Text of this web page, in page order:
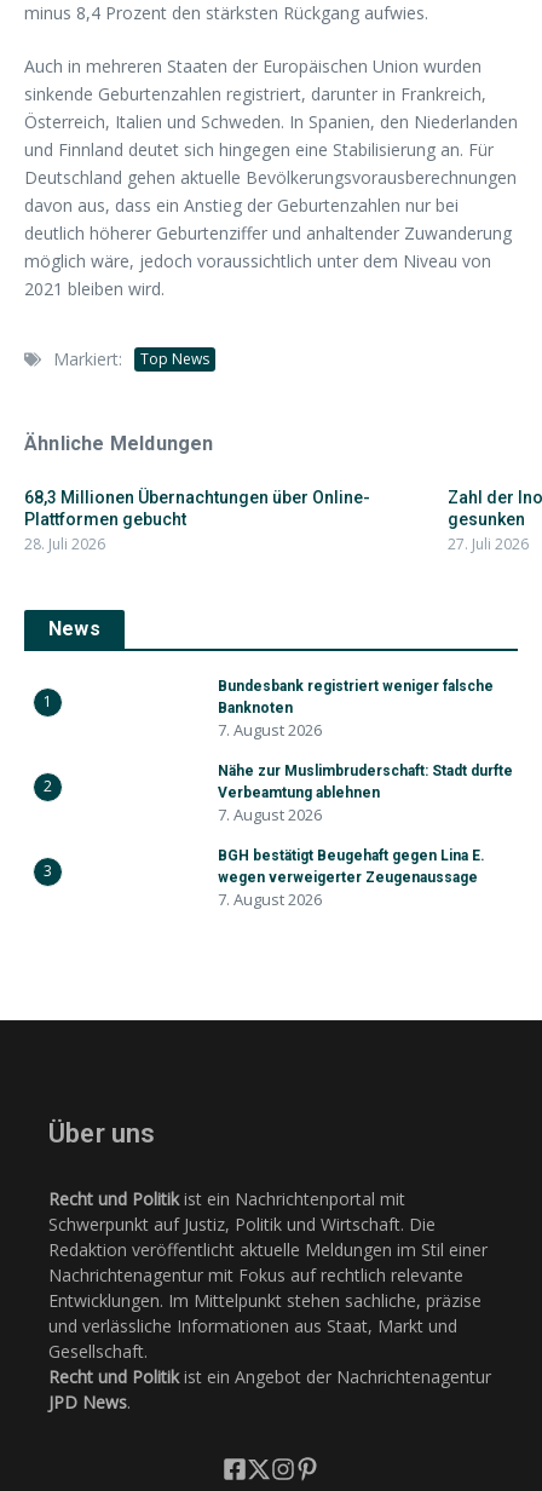
minus 8,4 Prozent den stärksten Rückgang aufwies.
Auch in mehreren Staaten der Europäischen Union wurden
sinkende Geburtenzahlen registriert, darunter in Frankreich,
Österreich, Italien und Schweden. In Spanien, den Niederlanden
und Finnland deutet sich hingegen eine Stabilisierung an. Für
Deutschland gehen aktuelle Bevölkerungsvorausberechnungen
davon aus, dass ein Anstieg der Geburtenzahlen nur bei
deutlich höherer Geburtenziffer und anhaltender Zuwanderung
möglich wäre, jedoch voraussichtlich unter dem Niveau von
2021 bleiben wird.
Markiert: Top News
Ähnliche Meldungen
68,3 Millionen Übernachtungen über Online-
Plattformen gebucht
28. Juli 2026
Zahl der
gesunken
27. Juli 2026
News
1
Bundesbank registriert weniger falsche
Banknoten
7. August 2026
2
Nähe zur Muslimbruderschaft: Stadt durfte
Verbeamtung ablehnen
7. August 2026
3
BGH bestätigt Beugehaft gegen Lina E.
wegen verweigerter Zeugenaussage
7. August 2026
Über uns
Recht und Politikist ein Nachrichtenportal mit
Schwerpunkt auf Justiz, Politik und Wirtschaft. Die
Redaktion veröffentlicht aktuelle Meldungen im Stil einer
Nachrichtenagentur mit Fokus auf rechtlich relevante
Entwicklungen. Im Mittelpunkt stehen sachliche, präzise
und verlässliche Informationen aus Staat, Markt und
Gesellschaft.
Recht und Politikist ein Angebot der Nachrichtenagentur
JPD News.